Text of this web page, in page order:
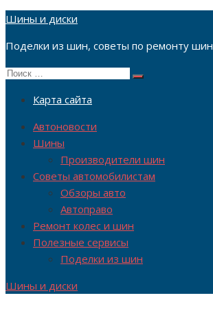
Перейти
содержимому
Шины и диски
Поделки из шин, советы по ремонту шин
Поиск
Поиск
Карта сайта
Автоновости
Шины
Производители шин
Советы автомобилистам
Обзоры авто
Автоправо
Ремонт колес и шин
Полезные сервисы
Поделки из шин
Шины и диски